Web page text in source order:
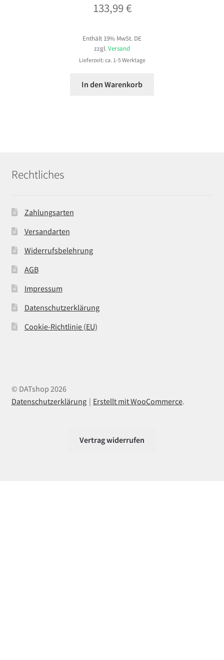
133,99€
Enthält 19% MwSt. DE
zzgl. Versand
Lieferzeit: ca. 1-5 Werktage
In den Warenkorb
Rechtliches
Zahlungsarten
Versandarten
Widerrufsbelehrung
AGB
Impressum
Datenschutzerklärung
Cookie-Richtlinie (EU)
© DATshop 2026
Datenschutzerklärung
Erstellt mit WooCommerce.
Vertrag widerrufen